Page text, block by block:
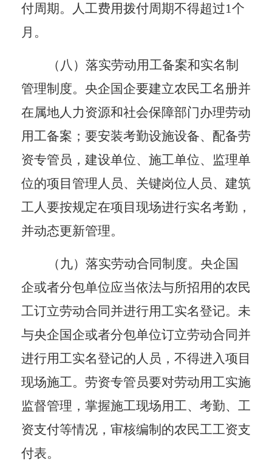
付周期。人工费用拨付周期不得超过1个
月。
（八）落实劳动用工备案和实名制
管理制度。 央企国企要建立农民工名册并
在属地人力资源和社会保障部门办理劳动
用工备案；要安装考勤设施设备、配备劳
资专管员，建设单位、施工单位、监理单
位的项目管理人员、关键岗位人员、建筑
工人要按规定在项目现场进行实名考勤，
并动态更新管理。
（九）落实劳动合同制度。 央企国
企或者分包单位应当依法与所招用的农民
工订立劳动合同并进行用工实名登记。未
与央企国企或者分包单位订立劳动合同并
进行用工实名登记的人员，不得进入项目
现场施工。劳资专管员要对劳动用工实施
监督管理，掌握施工现场用工、考勤、工
资支付等情况，审核编制的农民工工资支
付表。